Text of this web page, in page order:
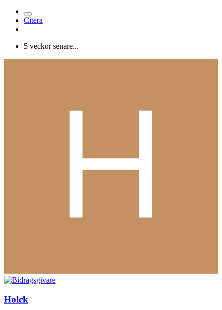
Citera
5 veckor senare...
Holck